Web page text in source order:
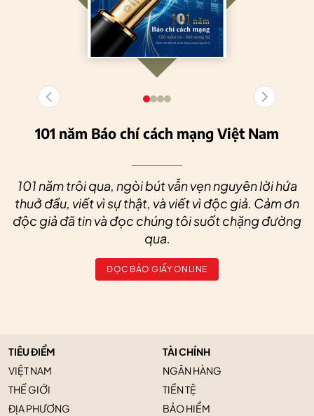
101 năm Báo chí cách mạng Việt Nam
101 năm trôi qua, ngòi bút vẫn vẹn nguyên lời hứa
thuở đầu, viết vì sự thật, và viết vì độc giả. Cảm ơn
độc giả đã tin và đọc chúng tôi suốt chặng đường
qua.
ĐỌC BÁO GIẤY ONLINE
TIÊU ĐIỂM
VIỆT NAM
THẾ GIỚI
ĐỊA PHƯƠNG
TÀI CHÍNH
NGÂN HÀNG
TIỀN TỆ
BẢO HIỂM